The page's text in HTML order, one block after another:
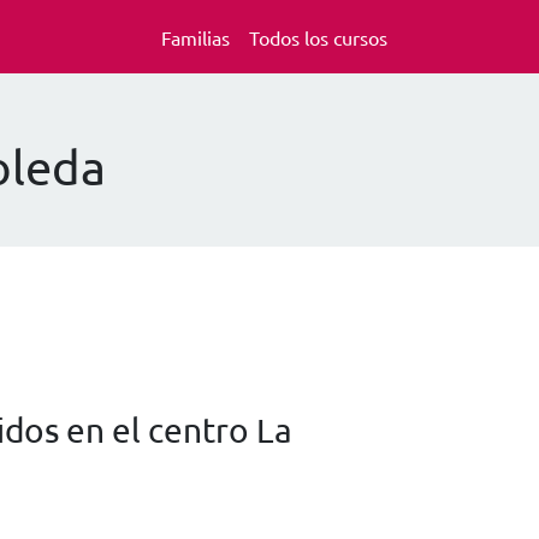
Familias Todos los cursos
en el centro La